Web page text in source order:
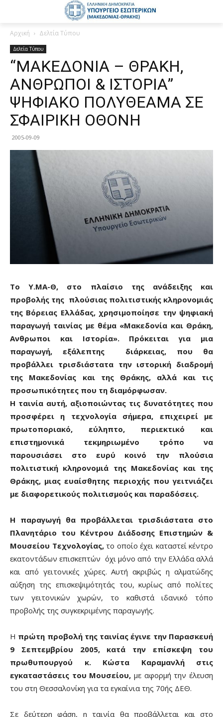
Αρχική Δελτία Τύπου
Δελτία Τύπου
“ΜΑΚΕΔΟΝΙΑ – ΘΡΑΚΗ,
ΑΝΘΡΩΠΟΙ & ΙΣΤΟΡΙΑ”
ΨΗΦΙΑΚΟ ΠΟΛΥΘΕΑΜΑ ΣΕ
ΣΦΑΙΡΙΚΗ ΟΘΟΝΗ
2005-09-09
Το Υ.ΜΑ-Θ, στο πλαίσιο της ανάδειξης και
προβολής της πλούσιας πολιτιστικής κληρονομιάς
της Βόρειας Ελλάδας, χρησιμοποίησε την ψηφιακή
παραγωγή ταινίας με θέμα «Μακεδονία και Θράκη,
Aνθρωποι και Ιστορία». Πρόκειται για μια
παραγωγή, εξάλεπτης διάρκειας, που θα
προβάλλει τρισδιάστατα την ιστορική διαδρομή
της Μακεδονίας και της Θράκης, αλλά και τις
προσωπικότητες που τη διαμόρφωσαν.
Η ταινία αυτή, αξιοποιώντας τις δυνατότητες που
προσφέρει η τεχνολογία σήμερα, επιχειρεί με
πρωτοποριακό, εύληπτο, περιεκτικό και
επιστημονικά τεκμηριωμένο τρόπο να
παρουσιάσει στο ευρύ κοινό την πλούσια
πολιτιστική κληρονομιά της Μακεδονίας και της
Θράκης, μιας ευαίσθητης περιοχής που γειτνιάζει
με διαφορετικούς πολιτισμούς και παραδόσεις.
Η παραγωγή θα προβάλλεται τρισδιάστατα στο
Πλανητάριο του Κέντρου Διάδοσης Επιστημών &
Μουσείου Τεχνολογίας,το οποίο έχει καταστεί κέντρο
εκατοντάδων επισκεπτών όχι μόνο από την Ελλάδα αλλά
και από γειτονικές χώρες. Αυτή ακριβώς η αλματώδης
αύξηση της επισκεψιμότητάς του, κυρίως από πολίτες
των γειτονικών χωρών, το καθιστά ιδανικό τόπο
προβολής της συγκεκριμένης παραγωγής.
Η πρώτη προβολή της ταινίας έγινε την Παρασκευή
9 Σεπτεμβρίου 2005, κατά την επίσκεψη του
πρωθυπουργού κ. Κώστα Καραμανλή στις
εγκαταστάσεις του Μουσείου, με αφορμή την έλευση
του στη Θεσσαλονίκη για τα εγκαίνια της 70ής ΔΕΘ.
Σε δεύτερη φάση, η ταινία θα προβάλλεται και στο